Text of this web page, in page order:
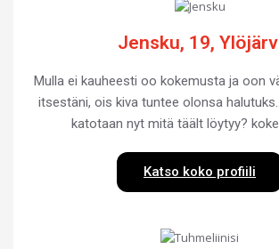
Jensku, 19,
Mulla ei kauheesti oo kokemusta ja oon
itsestäni, ois kiva tuntee olonsa
katotaan nyt mitä täält löytyy?
Katso koko profiili